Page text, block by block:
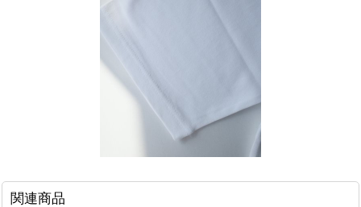
関連商品